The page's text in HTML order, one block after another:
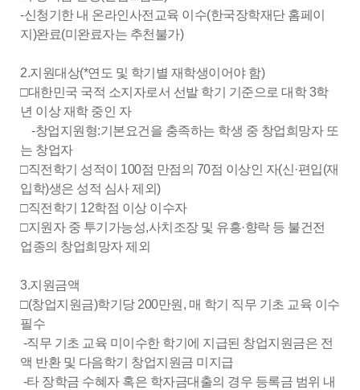
-신청기한 내 온라인사전교육 이수(한국장학재단 홈페이
지)완료(미완료자는 추천불가)
2.지원대상(*연도 및 학기별 재학생이어야 함)
□대한민국 국적 소지자로서 선발 학기 기준으로 대학 3학
년 이상 재학 중인 자
-창업지원형:기본요건을 충족하는 학생 중 창업희망자 또
는 창업자
□직전학기 성적이 100점 만점의 70점 이상인 자(신·편입(재
입학)생은 성적 심사 제외)
□직전학기 12학점 이상 이수자
□지원자 중 투기가능성,사치조장 및 유흥·향락 등 불건전
업종의 창업희망자 제외
3.지원금액
□(창업지원금)학기당 200만원, 매 학기 직무 기초 교육 이수
필수
-직무 기초 교육 미이수한 학기에 지급된 창업지원금은 전
액 반환 및 다음학기 창업지원금 미지급
-타 장학금 수혜자 혹은 학자금대출의 경우 등록금 범위 내